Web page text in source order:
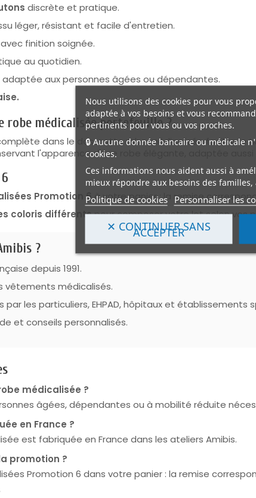
discrète et pratique.
léger, résistant et facile d'entretien.
avec finition soignée.
au quotidien.
aux personnes âgées ou dépendantes.
robe médicalisée portefeuille ?
dans le dos, cette robe médicalisée facilite le
l'apparence d'une robe élégante, adaptée
Promotion 6à votre panier : la remise
coloris différentspour composer votre lot selon vos
?
depuis 1991.
vêtements médicalisés.
par les particuliers, EHPAD, hôpitaux et établissements
et conseils personnalisés.
médicalisée ?
âgées, dépendantes ou à mobilité réduite
en France ?
est fabriquée en France dans les ateliers Amibis.
promotion ?
Promotion 6 dans votre panier : la remise
Nous utilisons des cookies pour vous
adaptée à vos besoins et vous
pertinents pour vous ou vos proches.
🔒 Aucune donnée bancaire ou médicale
cookies.
Ces informations nous aident aussi à
mieux répondre aux besoins des
Politique de cookies Personnaliser les
✕ CONTINUER SANS
ACCEPTER